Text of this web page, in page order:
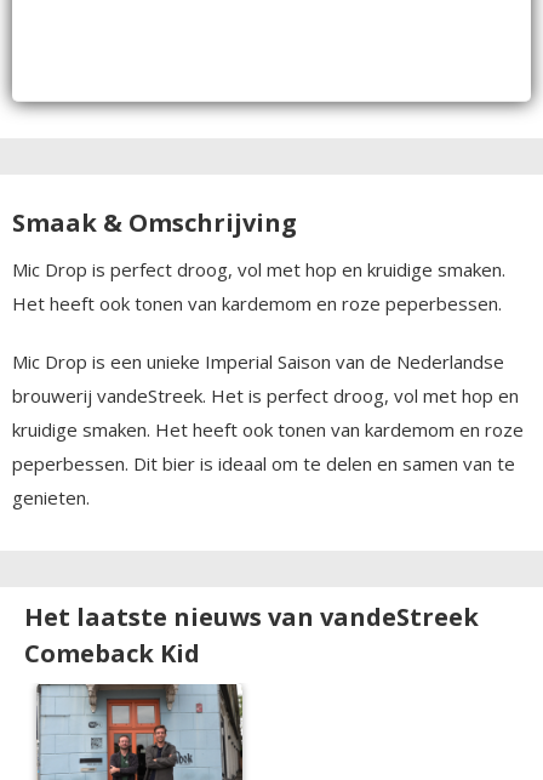
Smaak & Omschrijving
Mic Drop is perfect droog, vol met hop en kruidige smaken.
Het heeft ook tonen van kardemom en roze peperbessen.
Mic Drop is een unieke Imperial Saison van de Nederlandse
brouwerij vandeStreek. Het is perfect droog, vol met hop en
kruidige smaken. Het heeft ook tonen van kardemom en roze
peperbessen. Dit bier is ideaal om te delen en samen van te
genieten.
Het laatste nieuws van vandeStreek
Comeback Kid